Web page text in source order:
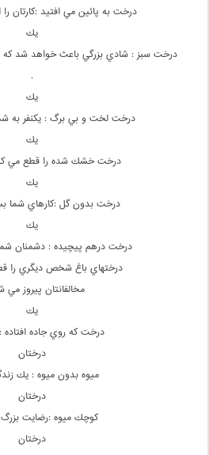
درخت به پائين مي افتيد :كارتان
يك
درخت سبز : شادي بزرگي باعث خواهد شد كه
.
يك
درخت لخت و بي برگ : يكنفر به
يك
درخت خشك شده را قطع مي
يك
درخت بدون گل :كارهاي شما
يك
درخت درهم پيچيده : دشمنان
درختهاي باغ شخص ديگري را
مخالفانتان پيروز مي
يك
درخت كه روي جاده
درختان
ميوه بدون ميوه : يك
درختان
كوچك ميوه :رضايت بزرگ
درختان